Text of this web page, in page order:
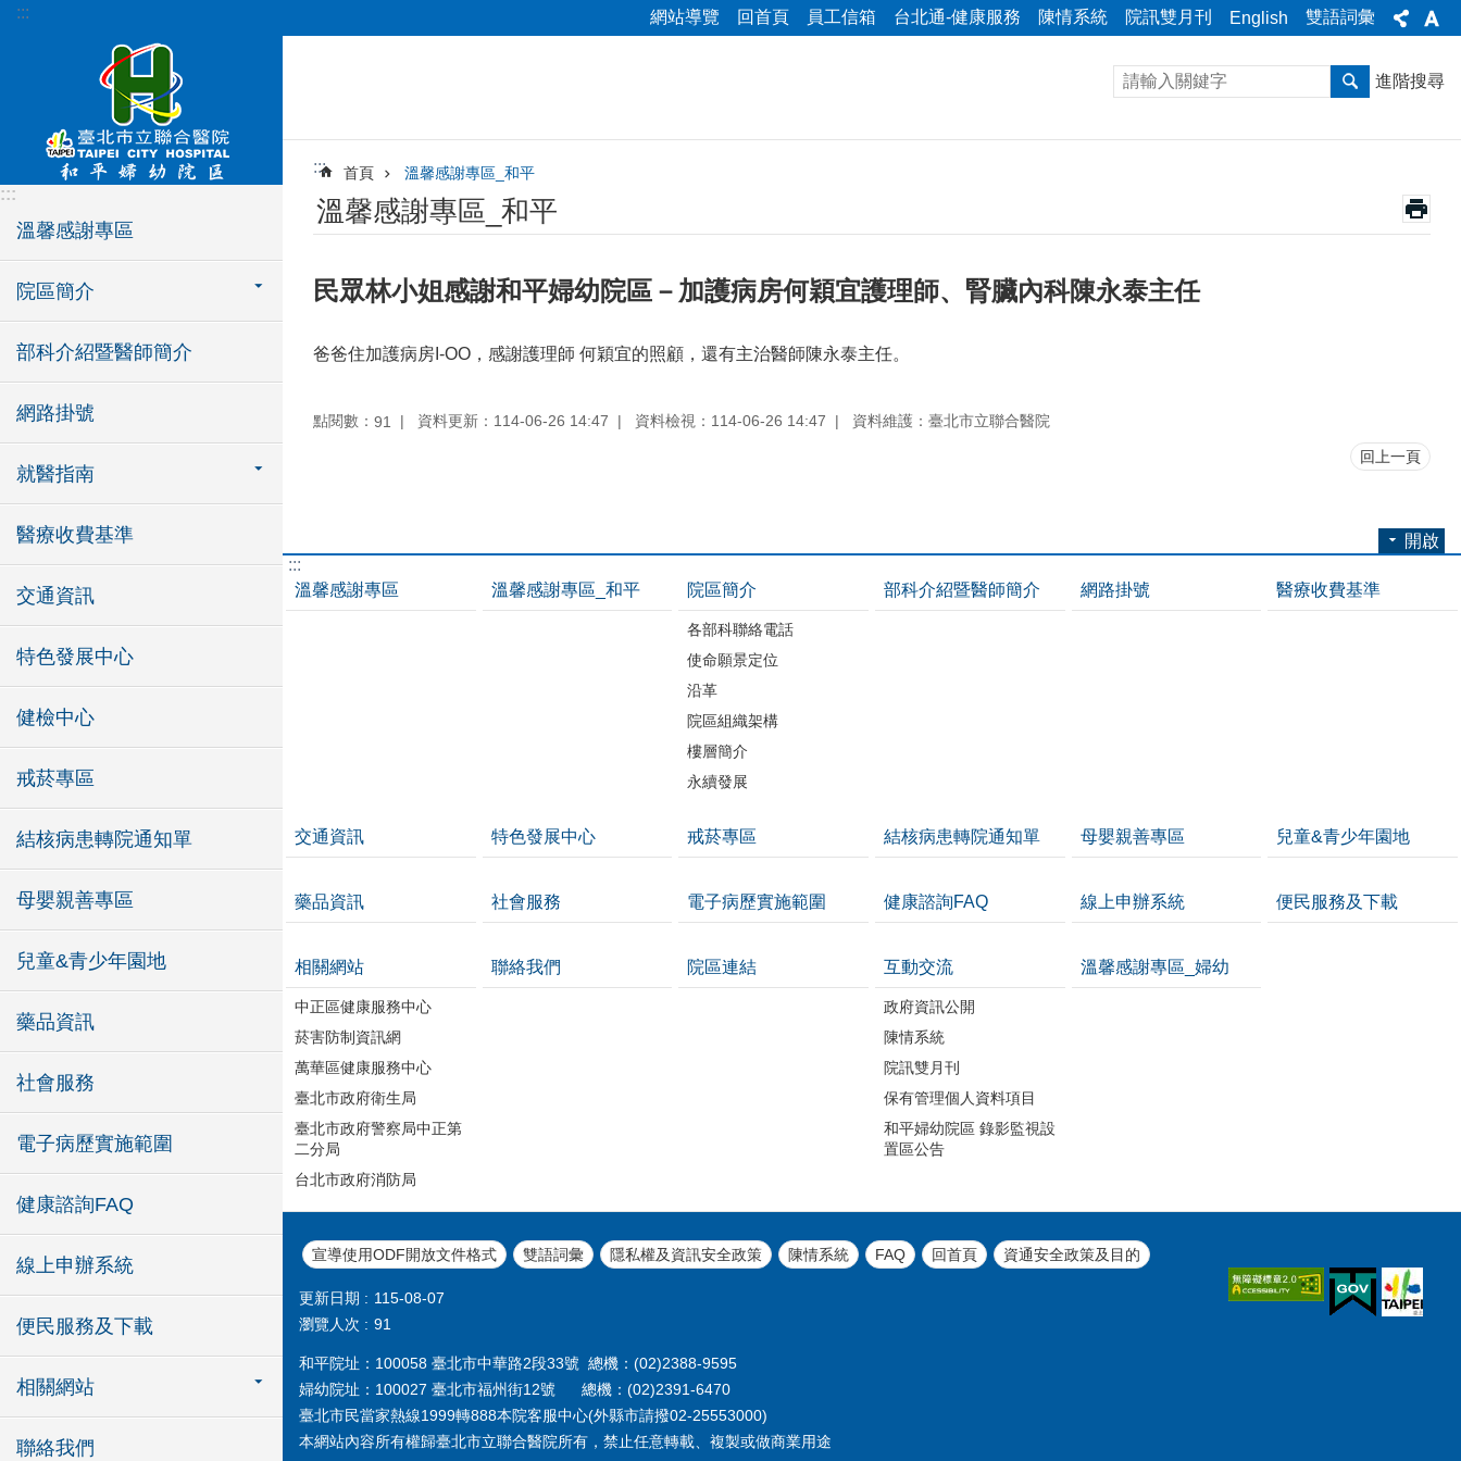
跳到主要內容區塊
::: 網站導覽 回首頁 員工信箱 台北通-健康服務 陳情系統 院訊雙月刊 English 雙語詞彙
:::
溫馨感謝專區
院區簡介
部科介紹暨醫師簡介
網路掛號
就醫指南
醫療收費基準
交通資訊
特色發展中心
健檢中心
戒菸專區
結核病患轉院通知單
母嬰親善專區
兒童&青少年園地
藥品資訊
社會服務
電子病歷實施範圍
健康諮詢FAQ
線上申辦系統
便民服務及下載
相關網站
聯絡我們
進階搜尋
::: 首頁 溫馨感謝專區_和平
溫馨感謝專區_和平
民眾林小姐感謝和平婦幼院區－加護病房何穎宜護理師、腎臟內科陳永泰主任
爸爸住加護病房I-OO，感謝護理師 何穎宜的照顧，還有主治醫師陳永泰主任。
點閱數： 91 資料更新：114-06-26 14:47 資料檢視：114-06-26 14:47 資料維護：臺北市立聯合醫院
回上一頁
開啟
:::
溫馨感謝專區
溫馨感謝專區_和平 院區簡介
各部科聯絡電話
使命願景定位
沿革
院區組織架構
樓層簡介
永續發展
部科介紹暨醫師簡介 網路掛號 醫療收費基準
交通資訊 特色發展中心 戒菸專區 結核病患轉院通知單 母嬰親善專區 兒童&青少年園地
藥品資訊 社會服務 電子病歷實施範圍 健康諮詢FAQ 線上申辦系統 便民服務及下載
相關網站
中正區健康服務中心
菸害防制資訊網
萬華區健康服務中心
臺北市政府衛生局
臺北市政府警察局中正第
二分局
台北市政府消防局
聯絡我們 院區連結 互動交流
政府資訊公開
陳情系統
院訊雙月刊
保有管理個人資料項目
和平婦幼院區 錄影監視設
置區公告
溫馨感謝專區_婦幼
宣導使用ODF開放文件格式 雙語詞彙 隱私權及資訊安全政策 陳情系統 FAQ 回首頁 資通安全政策及目的
更新日期
115-08-07
瀏覽人次
91
和平院址：100058 臺北市中華路2段33號 總機：(02)2388-9595
婦幼院址：100027 臺北市福州街12號 總機：(02)2391-6470
臺北市民當家熱線1999轉888本院客服中心(外縣市請撥02-25553000)
本網站內容所有權歸臺北市立聯合醫院所有，禁止任意轉載、複製或做商業用途